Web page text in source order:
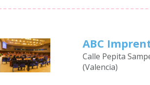
ABC
Calle Pepita
(Valencia)